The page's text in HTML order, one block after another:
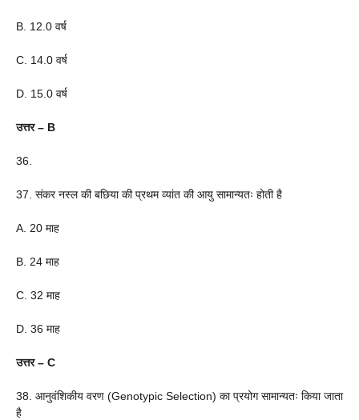
B. 12.0 वर्ष
C. 14.0 वर्ष
D. 15.0 वर्ष
उत्तर – B
36.
37. संकर नस्ल की बछिया की प्रथम व्यांत की आयु सामान्यतः होती है
A. 20 माह
B. 24 माह
C. 32 माह
D. 36 माह
उत्तर – C
38. आनुवंशिकीय वरण (Genotypic Selection) का प्रयोग सामान्यतः किया जाता
है